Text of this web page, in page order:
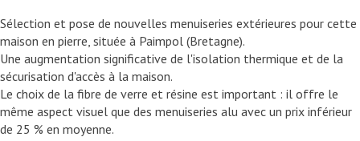
Sélection et pose de nouvelles menuiseries extérieures pour cette
maison en pierre, située à Paimpol (Bretagne).
Une augmentation significative de l'isolation thermique et de la
sécurisation d'accès à la maison.
Le choix de la fibre de verre et résine est important : il offre le
même aspect visuel que des menuiseries alu avec un prix inférieur
de 25 % en moyenne.